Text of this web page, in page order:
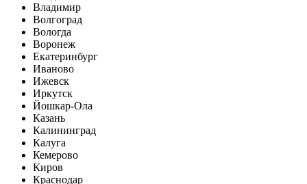
Владимир
Волгоград
Вологда
Воронеж
Екатеринбург
Иваново
Ижевск
Иркутск
Йошкар-Ола
Казань
Калининград
Калуга
Кемерово
Киров
Краснодар